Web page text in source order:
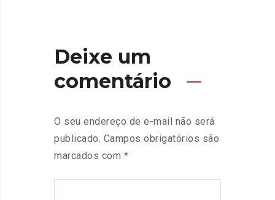
Deixe um
comentário
O seu endereço de e-mail não será
publicado. Campos obrigatórios são
marcados com *